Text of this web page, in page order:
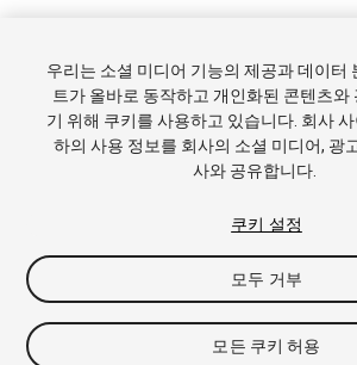
Copyright © 2017 Unity Technologies.
튜토리얼
커뮤니티 답변 기술 자료 포럼
및 이용약관
법률정보 개인정보처리방침
쿠키 기본 설정
우리는 소셜 미디어 기능의 제공과 데이터
트가 올바로 동작하고 개인화된 콘텐츠와
기 위해 쿠키를 사용하고 있습니다. 회사
하의 사용 정보를 회사의 소셜 미디어, 광
사와 공유합니다.
쿠키 설정
모두 거부
모든 쿠키 허용